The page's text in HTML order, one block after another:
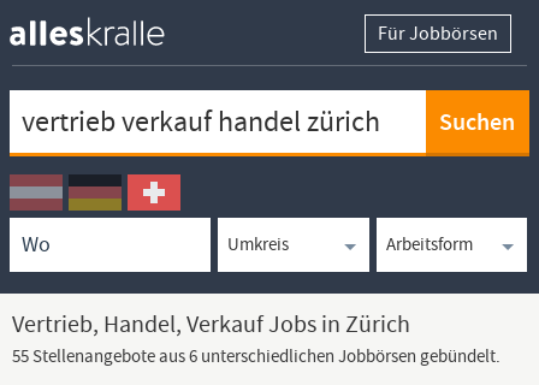
Für Jobbörsen
Ortssuche
Umkreissuche
Arbeitsform
Vertrieb, Handel, Verkauf Jobs in Zürich
55 Stellenangebote aus 6 unterschiedlichen Jobbörsen gebündelt.